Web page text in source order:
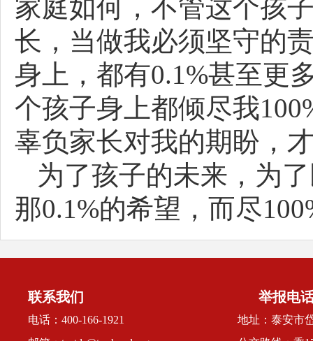
家庭如何，不管这个孩
长，当做我必须坚守的
身上，都有0.1%甚至更
个孩子身上都倾尽我
辜负家长对我的期盼，
为了孩子的未来，为
那0.1%的希望，而尽
联系我们 举报电
电话：400-166-1921
地址：泰安市